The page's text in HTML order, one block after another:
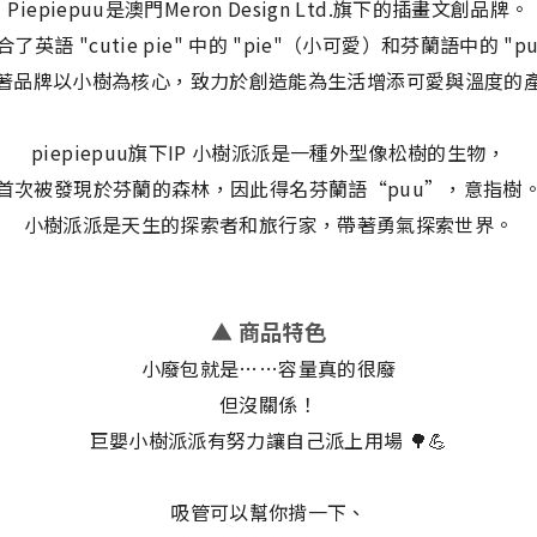
Piepiepuu是澳門Meron Design Ltd.旗下的插畫文創品牌。
了英語 "cutie pie" 中的 "pie"（小可愛）和芬蘭語中的
品牌以小樹為核心，致力於創造能為生活增添可愛與溫度的
piepiepuu旗下IP 小樹派派是一種外型像松樹的生物，
次被發現於芬蘭的森林，因此得名芬蘭語“puu”，意指樹。
小樹派派是天生的探索者和旅行家，帶著勇氣探索世界。
▲ 商品特色
小廢包就是……容量真的很廢
但沒關係！
巨嬰小樹派派有努力讓自己派上用場 🌳💪
吸管可以幫你揹一下、